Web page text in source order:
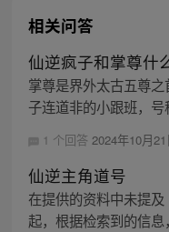
相关问答
仙逆疯子和掌尊什
掌尊是界外太古五尊
子连道非的小跟班，号
1 个回答 2024年10月
仙逆主角道号
在提供的资料中未提
起，根据检索到的信息